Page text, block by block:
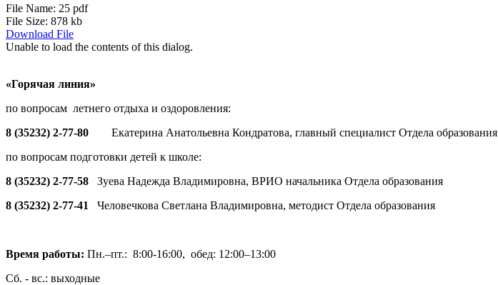
File Name: 25 pdf
File Size: 878 kb
Download File
Unable to load the contents of this dialog.
«Горячая линия»
по вопросам летнего отдыха и оздоровления:
8 (35232) 2-77-80 Екатерина Анатольевна Кондратова, главный специалист Отдела образования
по вопросам подготовки детей к школе:
8 (35232) 2-77-58 Зуева Надежда Владимировна, ВРИО начальника Отдела образования
8 (35232) 2-77-41 Человечкова Светлана Владимировна, методист Отдела образования
Время работы: Пн.–пт.: 8:00-16:00, обед: 12:00–13:00
Сб. - вс.: выходные